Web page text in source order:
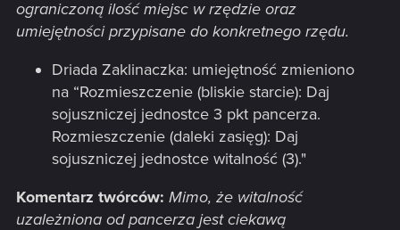
ograniczoną ilość miejsc w rzędzie oraz
umiejętności przypisane do konkretnego rzędu.
Driada Zaklinaczka: umiejętność zmieniono
na “Rozmieszczenie (bliskie starcie): Daj
sojuszniczej jednostce 3 pkt pancerza.
Rozmieszczenie (daleki zasięg): Daj
sojuszniczej jednostce witalność (3)."
Komentarz twórców: Mimo, że witalność
uzależniona od pancerza jest ciekawą